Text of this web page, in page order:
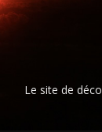
Le site de